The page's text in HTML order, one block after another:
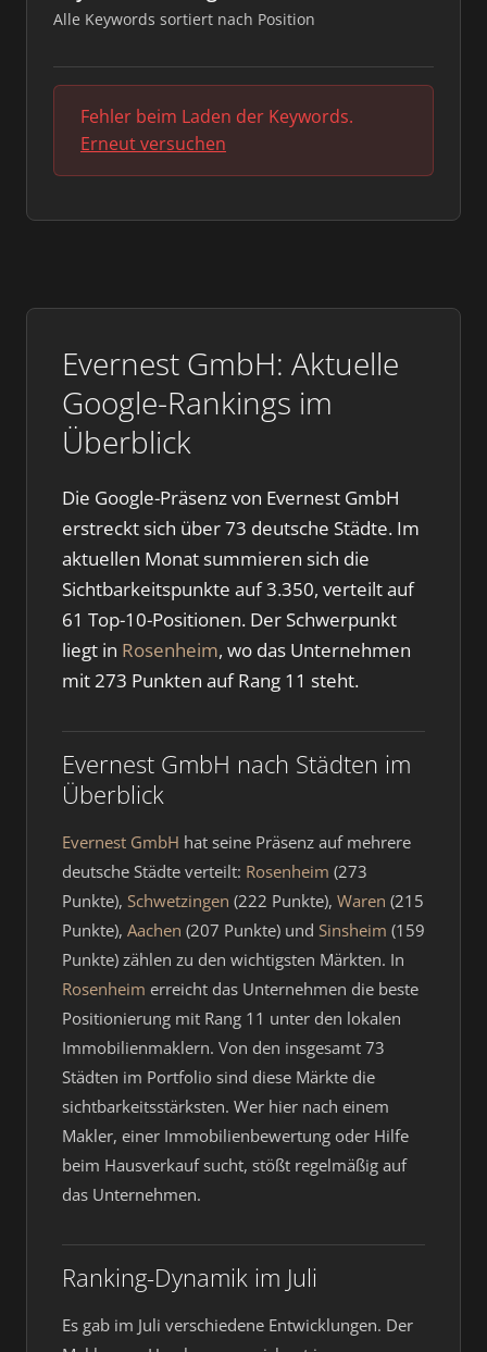
Evernest GmbH: Aktuelle
Google-Rankings im
Überblick
Die Google-Präsenz von Evernest GmbH
erstreckt sich über 73 deutsche Städte. Im
aktuellen Monat summieren sich die
Sichtbarkeitspunkte auf 3.350, verteilt auf
61 Top-10-Positionen. Der Schwerpunkt
liegt in Rosenheim, wo das Unternehmen
mit 273 Punkten auf Rang 11 steht.
Evernest GmbH nach Städten im
Überblick
Evernest GmbH hat seine Präsenz auf mehrere
deutsche Städte verteilt: Rosenheim (273
Punkte), Schwetzingen (222 Punkte), Waren (215
Punkte), Aachen (207 Punkte) und Sinsheim (159
Punkte) zählen zu den wichtigsten Märkten. In
Rosenheim erreicht das Unternehmen die beste
Positionierung mit Rang 11 unter den lokalen
Immobilienmaklern. Von den insgesamt 73
Städten im Portfolio sind diese Märkte die
sichtbarkeitsstärksten. Wer hier nach einem
Makler, einer Immobilienbewertung oder Hilfe
beim Hausverkauf sucht, stößt regelmäßig auf
das Unternehmen.
Ranking-Dynamik im Juli
Es gab im Juli verschiedene Entwicklungen. Der
Alle Keywords sortiert nach Position
Fehler beim Laden der Keywords.
Erneut versuchen